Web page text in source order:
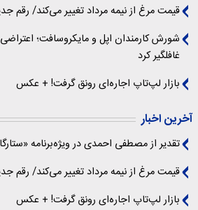
قیمت مرغ از نیمه مرداد تغییر می‌کند/ رقم
شورش کارمندان اپل و مایکروسافت؛
غافلگیر کرد
بازار لپ‌تاپ اجاره‌ای رونق گرفت! + عکس
آخرین اخبار
تقدیر از مصطفی احمدی در ویژه‌برنامه
قیمت مرغ از نیمه مرداد تغییر می‌کند/ رقم
بازار لپ‌تاپ اجاره‌ای رونق گرفت! + عکس